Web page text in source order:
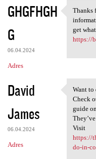
GHGFHGH
G
06.04.2024
Adres
Thanks
get
https://
David
James
06.04.2024
Adres
Want
Want to
Check
guide
Visit
https://
do-in-